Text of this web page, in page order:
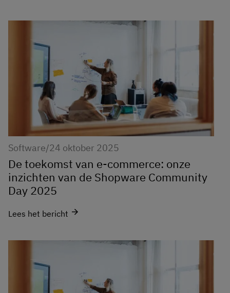
Software/24 oktober 2025
De toekomst van e-commerce: onze
inzichten van de Shopware Community
Day 2025
Lees het bericht arrow_forward